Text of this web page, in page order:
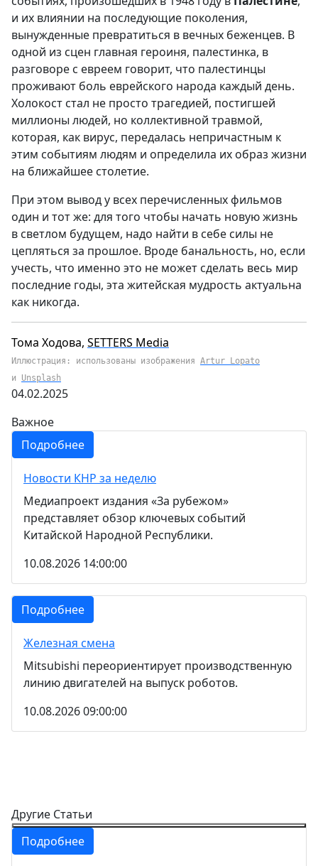
и их влиянии на последующие поколения,
вынужденные превратиться в вечных беженцев. В
одной из сцен главная героиня, палестинка, в
разговоре с евреем говорит, что палестинцы
проживают боль еврейского народа каждый день.
Холокост стал не просто трагедией, постигшей
миллионы людей, но коллективной травмой,
которая, как вирус, передалась непричастным к
этим событиям людям и определила их образ жизни
на ближайшее столетие.
При этом вывод у всех перечисленных фильмов
один и тот же: для того чтобы начать новую жизнь
в светлом будущем, надо найти в себе силы не
цепляться за прошлое. Вроде банальность, но, если
учесть, что именно это не может сделать весь мир
последние годы, эта житейская мудрость актуальна
как никогда.
Тома Ходова, SETTERS Media
Иллюстрация: использованы изображения Artur Lopato
и Unsplash
04.02.2025
Важное
Подробнее
Новости КНР за неделю
Медиапроект издания «За рубежом»
представляет обзор ключевых событий
Китайской Народной Республики.
10.08.2026 14:00:00
Подробнее
Железная смена
Mitsubishi переориентирует производственную
линию двигателей на выпуск роботов.
10.08.2026 09:00:00
Другие Статьи
Подробнее